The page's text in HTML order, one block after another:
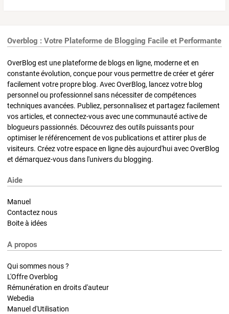
Overblog : Votre Plateforme de Blogging Facile et Performante
OverBlog est une plateforme de blogs en ligne, moderne et en
constante évolution, conçue pour vous permettre de créer et gérer
facilement votre propre blog. Avec OverBlog, lancez votre blog
personnel ou professionnel sans nécessiter de compétences
techniques avancées. Publiez, personnalisez et partagez facilement
vos articles, et connectez-vous avec une communauté active de
blogueurs passionnés. Découvrez des outils puissants pour
optimiser le référencement de vos publications et attirer plus de
visiteurs. Créez votre espace en ligne dès aujourd'hui avec OverBlog
et démarquez-vous dans l'univers du blogging.
Aide
Manuel
Contactez nous
Boite à idées
A propos
Qui sommes nous ?
L'Offre Overblog
Rémunération en droits d'auteur
Webedia
Manuel d'Utilisation